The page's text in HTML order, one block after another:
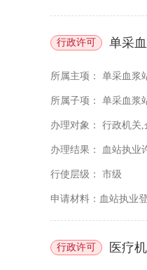
行政许可 单采
所属主项： 单采血浆
所属子项： 单采血浆
办理对象： 行政机关,
办理结果： 血站执业
行使层级： 市级
申请材料：血站执业
行政许可 医疗